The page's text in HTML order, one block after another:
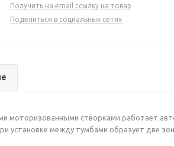
Получить на email ссылку на товар
Поделиться в социальных сетях
моторизованными створками работает
установке между тумбами образует две